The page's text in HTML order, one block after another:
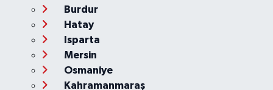
Burdur
Hatay
Isparta
Mersin
Osmaniye
Kahramanmaraş